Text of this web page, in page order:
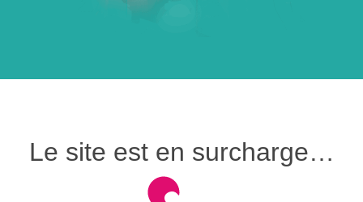
Le site est en surcharge…